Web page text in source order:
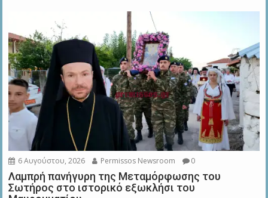
6 Αυγούστου, 2026 Permissos Newsroom 0
Λαμπρή πανήγυρη της Μεταμόρφωσης του
Σωτήρος στο ιστορικό εξωκλήσι του